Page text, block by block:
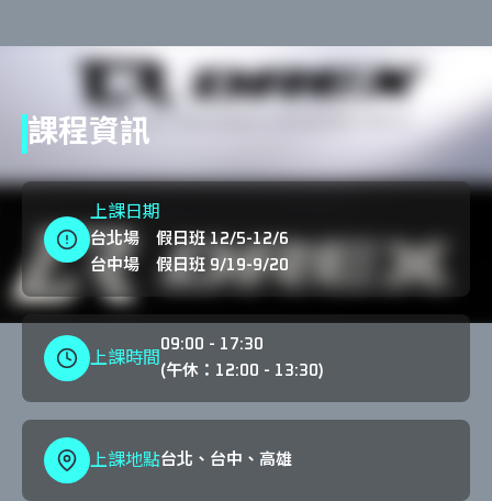
HIIT360 能量系統訓練
FPS L2 功能性運動表現專家
NSCA-CPT 私人教練認證
FPS L1 功能性運動表現專家（線上）
課程資訊
上課日期
台北場 假日班 12/5-12/6
台中場 假日班 9/19-9/20
上課時間
09:00 - 17:30
(午休：12:00 - 13:30)
上課地點台北、台中、高雄